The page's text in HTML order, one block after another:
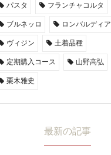
パスタ フランチャコルタ
ブルネッロ ロンバルディア
ヴィジン 土着品種
定期購入コース 山野高弘
栗木雅史
最新の記事